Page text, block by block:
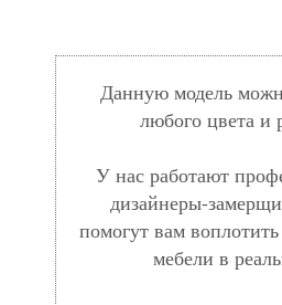
Данную модель
любого цвета и
У нас работают
дизайнеры-
помогут вам
мебели в